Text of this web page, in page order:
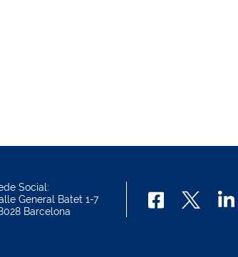
Social:
General Batet 1-7
Barcelona